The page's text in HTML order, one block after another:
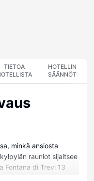
TIETOA
HOTELLIN
SÄÄNNÖT
minkä ansiosta
rauniot sijaitsee
Fontana di Trevi 13